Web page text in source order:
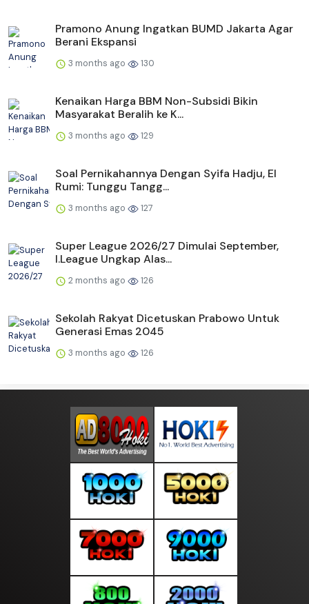
Pramono Anung Ingatkan BUMD Jakarta Agar
Berani Ekspansi
3 months ago 130
Kenaikan Harga BBM Non-Subsidi Bikin
Masyarakat Beralih ke K...
3 months ago 129
Soal Pernikahannya Dengan Syifa Hadju, El
Rumi: Tunggu Tangg...
3 months ago 127
Super League 2026/27 Dimulai September,
I.League Ungkap Alas...
2 months ago 126
Sekolah Rakyat Dicetuskan Prabowo Untuk
Generasi Emas 2045
3 months ago 126